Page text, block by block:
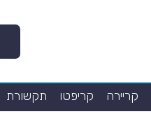
קריירה קריפטו תקשורת